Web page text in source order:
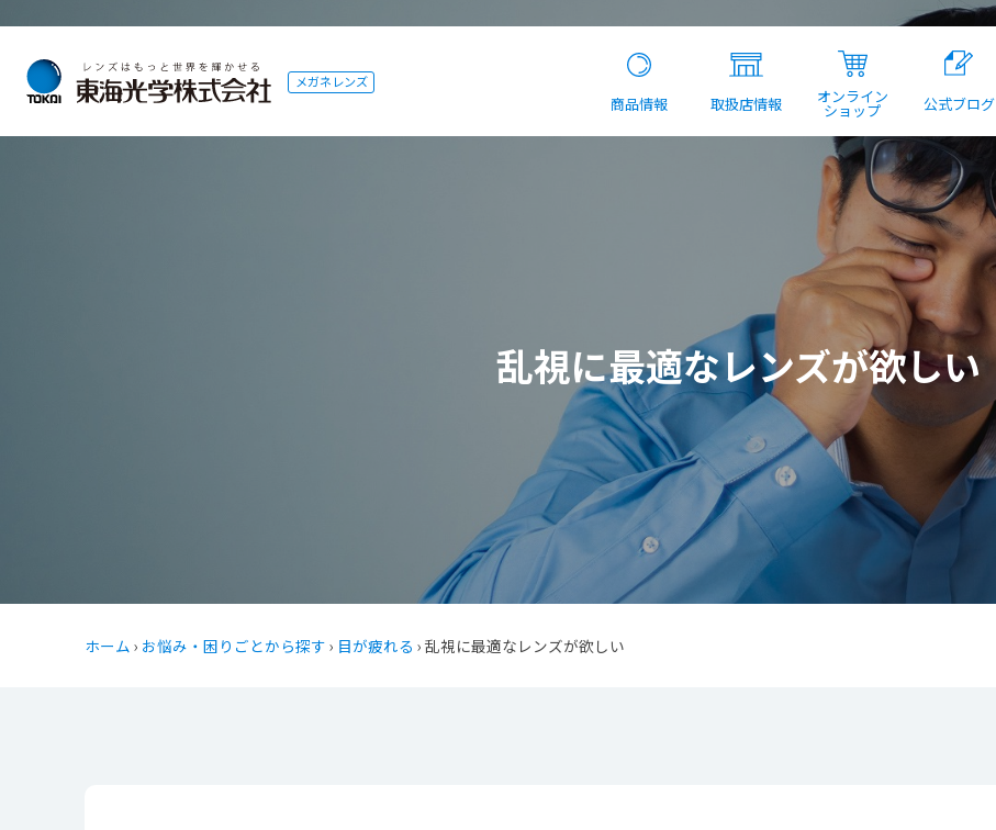
メガネレンズ
商品情報 取扱店情報 オンライン
ショップ 公式ブログ
乱視に最適なレンズが欲しい
ホーム › お悩み・困りごとから探す › 目が疲れる › 乱視に最適なレンズが欲しい